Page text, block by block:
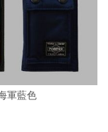
軍藍色